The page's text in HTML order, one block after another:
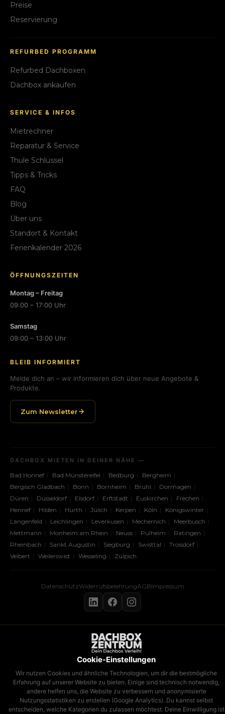
Preise
Reservierung
REFURBED PROGRAMM
Refurbed Dachboxen
Dachbox ankaufen
SERVICE & INFOS
Mietrechner
Reparatur & Service
Thule Schlüssel
Tipps & Tricks
FAQ
Blog
Über uns
Standort & Kontakt
Ferienkalender 2026
ÖFFNUNGSZEITEN
Montag – Freitag
09:00 – 17:00 Uhr
Samstag
09:00 – 13:00 Uhr
BLEIB INFORMIERT
Melde dich an – wir informieren dich über neue Angebote &
Produkte.
Zum Newsletter
DACHBOX MIETEN IN DEINER NÄHE —
Bad Honnef Bad Münstereifel Bedburg
Bergheim
Bergisch Gladbach
Bonn Bornheim Brühl
Dormagen
Düren
Düsseldorf Elsdorf Erftstadt Euskirchen
Frechen
Hennef
Hilden Hürth Jülich Kerpen Köln
Königswinter
Langenfeld
Leichlingen Leverkusen Mechernich
Meerbusch
Mettmann
Monheim am Rhein Neuss Pulheim
Ratingen
Rheinbach
Sankt Augustin Siegburg Swisttal
Troisdorf
Velbert
Weilerswist Wesseling Zülpich
DatenschutzWiderrufsbelehrungAGBImpressum
Cookie-Einstellungen
Wir nutzen Cookies und ähnliche Technologien, um dir die bestmögliche
Erfahrung auf unserer Website zu bieten. Einige sind technisch notwendig,
andere helfen uns, die Website zu verbessern und anonymisierte
Nutzungsstatistiken zu erstellen (Google Analytics). Du kannst selbst
entscheiden, welche Kategorien du zulassen möchtest. Deine Einwilligung ist